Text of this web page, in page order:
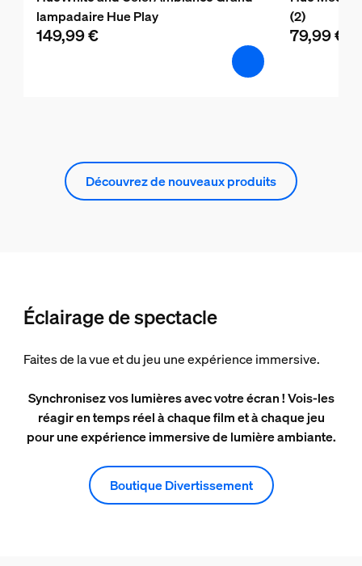
lampadaire Hue Play
149,99 €
(2)
79,99 €
Découvrez de nouveaux produits
Éclairage de spectacle
Faites de la vue et du jeu une expérience immersive.
Synchronisez vos lumières avec votre écran ! Vois-les
réagir en temps réel à chaque film et à chaque jeu
pour une expérience immersive de lumière ambiante.
Boutique Divertissement